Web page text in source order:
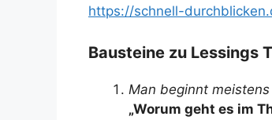
https://schnell-
Bausteine zu Lessings
Man beginnt
„Worum geht es im